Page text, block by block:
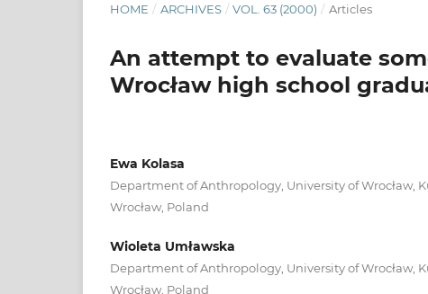
HOME / ARCHIVES / VOL. 63 (2000) / Articles
An attempt to evaluate
Wrocław high school
Ewa Kolasa
Department of Anthropology, University of Wrocław,
Wrocław, Poland
Wioleta Umławska
Department of Anthropology, University of Wrocław,
Wrocław, Poland